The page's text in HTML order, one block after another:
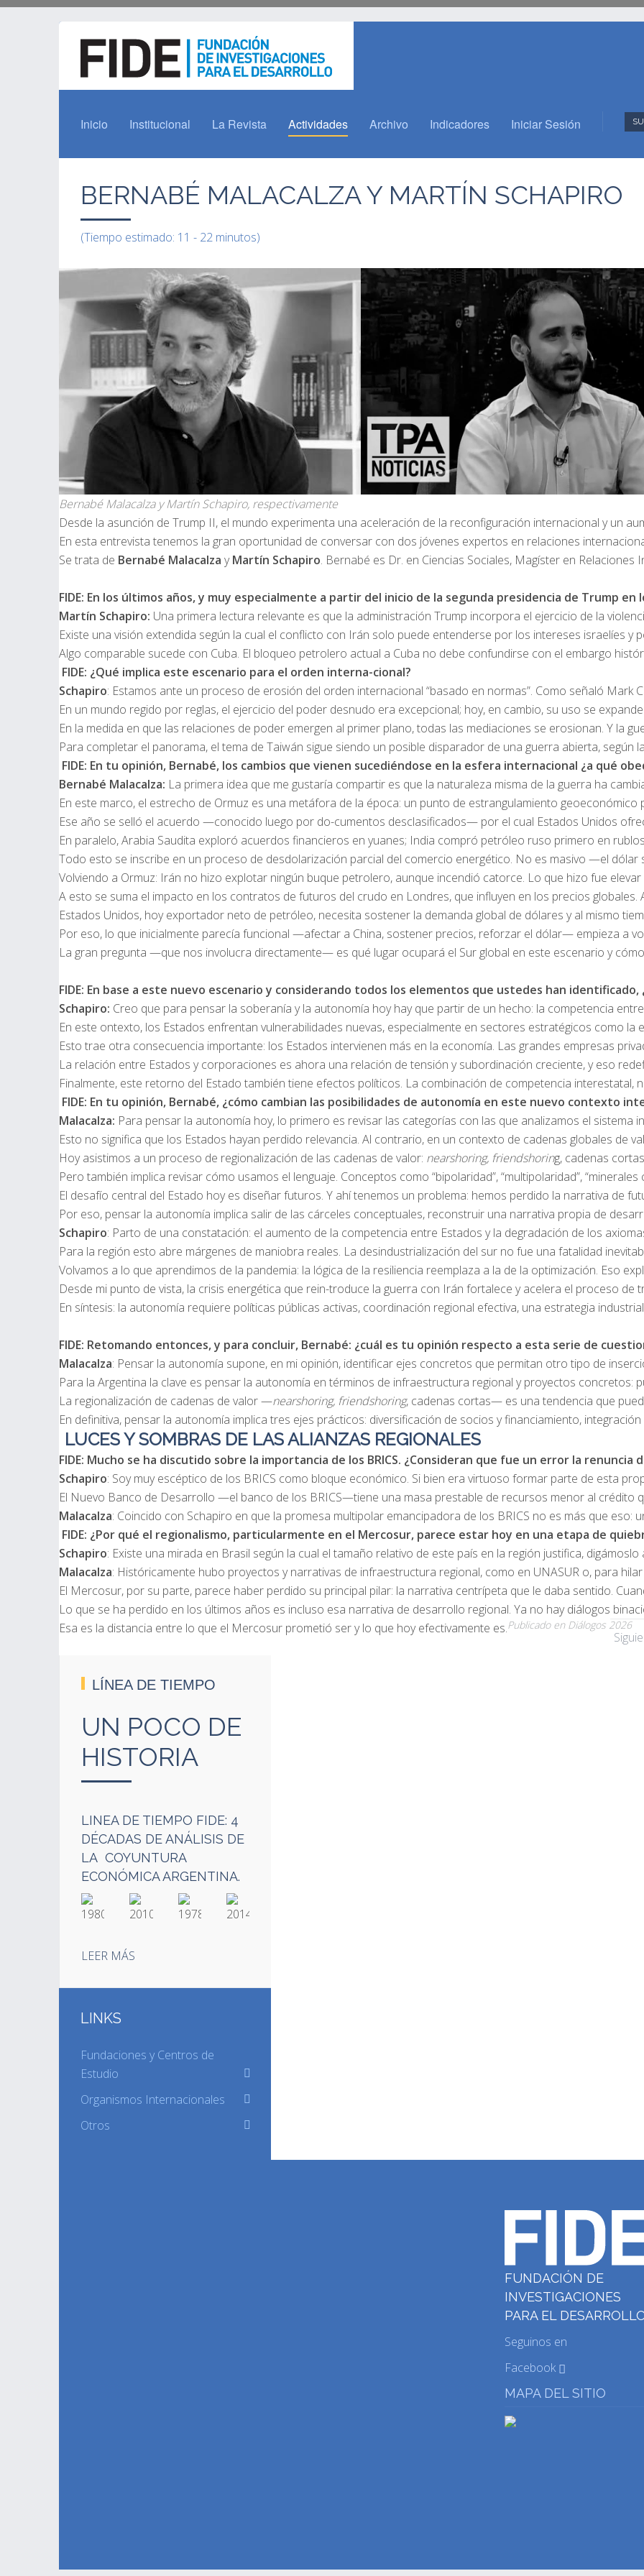
Inicio Institucional La Revista Actividades Archivo Indicadores Iniciar Sesión
BERNABÉ MALACALZA Y MARTÍN SCHAPIRO
(Tiempo estimado: 11 - 22 minutos)
Bernabé Malacalza y Martín Schapiro, respectivamente
Desde la asunción de Trump II, el mundo experimenta una aceleración de la reconfiguración internacional y un
En esta entrevista tenemos la gran oportunidad de conversar con dos jóvenes expertos en relaciones
Se trata de Bernabé Malacalza yMartín Schapiro. Bernabé es Dr. en Ciencias Sociales, Magíster en
FIDE: En los últimos años, y muy especialmente a partir del inicio de la segunda presidencia de Trump en
Martín Schapiro: Una primera lectura relevante es que la administración Trump incorpora el ejercicio de la
Existe una visión extendida según la cual el conflicto con Irán solo puede entenderse por los intereses israelíes
Algo comparable sucede con Cuba. El bloqueo petrolero actual a Cuba no debe confundirse con el embargo
FIDE: ¿Qué implica este escenario para el orden interna-cional?
Schapiro: Estamos ante un proceso de erosión del orden internacional “basado en normas”. Como señaló
En un mundo regido por reglas, el ejercicio del poder desnudo era excepcional; hoy, en cambio, su uso se
En la medida en que las relaciones de poder emergen al primer plano, todas las mediaciones se erosionan. Y
Para completar el panorama, el tema de Taiwán sigue siendo un posible disparador de una guerra abierta,
FIDE: En tu opinión, Bernabé, los cambios que vienen sucediéndose en la esfera internacional ¿a qué
Bernabé Malacalza: La primera idea que me gustaría compartir es que la naturaleza misma de la guerra ha
En este marco, el estrecho de Ormuz es una metáfora de la época: un punto de estrangulamiento
Ese año se selló el acuerdo —conocido luego por do-cumentos desclasificados— por el cual Estados Unidos
En paralelo, Arabia Saudita exploró acuerdos financieros en yuanes; India compró petróleo ruso primero en
Todo esto se inscribe en un proceso de desdolarización parcial del comercio energético. No es masivo —el
Volviendo a Ormuz: Irán no hizo explotar ningún buque petrolero, aunque incendió catorce. Lo que hizo fue
A esto se suma el impacto en los contratos de futuros del crudo en Londres, que influyen en los precios
Estados Unidos, hoy exportador neto de petróleo, necesita sostener la demanda global de dólares y al mismo
Por eso, lo que inicialmente parecía funcional —afectar a China, sostener precios, reforzar el dólar— empieza a
La gran pregunta —que nos involucra directamente— es qué lugar ocupará el Sur global en este escenario y
FIDE: En base a este nuevo escenario y considerando todos los elementos que ustedes han
Schapiro: Creo que para pensar la soberanía y la autonomía hoy hay que partir de un hecho: la competencia
En este ontexto, los Estados enfrentan vulnerabilidades nuevas, especialmente en sectores estratégicos como
Esto trae otra consecuencia importante: los Estados intervienen más en la economía. Las grandes empresas
La relación entre Estados y corporaciones es ahora una relación de tensión y subordinación creciente, y eso
Finalmente, este retorno del Estado también tiene efectos políticos. La combinación de competencia
FIDE: En tu opinión, Bernabé, ¿cómo cambian las posibilidades de autonomía en este nuevo contexto
Malacalza: Para pensar la autonomía hoy, lo primero es revisar las categorías con las que analizamos el
Esto no significa que los Estados hayan perdido relevancia. Al contrario, en un contexto de cadenas globales
Hoy asistimos a un proceso de regionalización de las cadenas de valor: nearshoring, friendshoring, cadenas
Pero también implica revisar cómo usamos el lenguaje. Conceptos como “bipolaridad”, “multipolaridad”,
El desafío central del Estado hoy es diseñar futuros. Y ahí tenemos un problema: hemos perdido la narrativa
Por eso, pensar la autonomía implica salir de las cárceles conceptuales, reconstruir una narrativa propia de
Schapiro: Parto de una constatación: el aumento de la competencia entre Estados y la degradación de los
Para la región esto abre márgenes de maniobra reales. La desindustrialización del sur no fue una fatalidad
Volvamos a lo que aprendimos de la pandemia: la lógica de la resiliencia reemplaza a la de la optimización.
Desde mi punto de vista, la crisis energética que rein-troduce la guerra con Irán fortalece y acelera el proceso
En síntesis: la autonomía requiere políticas públicas activas, coordinación regional efectiva, una estrategia
FIDE: Retomando entonces, y para concluir, Bernabé: ¿cuál es tu opinión respecto a esta serie de
Malacalza: Pensar la autonomía supone, en mi opinión, identificar ejes concretos que permitan otro tipo de
Para la Argentina la clave es pensar la autonomía en términos de infraestructura regional y proyectos
La regionalización de cadenas de valor —nearshoring, friendshoring, cadenas cortas— es una tendencia que
En definitiva, pensar la autonomía implica tres ejes prácticos: diversificación de socios y financiamiento,
LUCES Y SOMBRAS DE LAS ALIANZAS REGIONALES
FIDE: Mucho se ha discutido sobre la importancia de los BRICS. ¿Consideran que fue un error la
Schapiro: Soy muy escéptico de los BRICS como bloque económico. Si bien era virtuoso formar parte de esta
El Nuevo Banco de Desarrollo —el banco de los BRICS—tiene una masa prestable de recursos menor al crédito
Malacalza: Coincido con Schapiro en que la promesa multipolar emancipadora de los BRICS no es más que
FIDE: ¿Por qué el regionalismo, particularmente en el Mercosur, parece estar hoy en una etapa de
Schapiro: Existe una mirada en Brasil según la cual el tamaño relativo de este país en la región justifica,
Malacalza: Históricamente hubo proyectos y narrativas de infraestructura regional, como en UNASUR o, para
El Mercosur, por su parte, parece haber perdido su principal pilar: la narrativa centrípeta que le daba sentido.
Lo que se ha perdido en los últimos años es incluso esa narrativa de desarrollo regional. Ya no hay diálogos
Esa es la distancia entre lo que el Mercosur prometió ser y lo que hoy efectivamente es.Publicado en Diálogos 2026
LÍNEA DE TIEMPO
UN POCO DE
HISTORIA
LINEA DE TIEMPO FIDE: 4
DÉCADAS DE ANÁLISIS DE
LA COYUNTURA
ECONÓMICA ARGENTINA.
LEER MÁS
LINKS
Fundaciones y Centros de
Estudio
Organismos Internacionales
Otros
FUNDACIÓN DE
INVESTIGACIONES
PARA EL
Seguinos en
Facebook
MAPA DEL SITIO